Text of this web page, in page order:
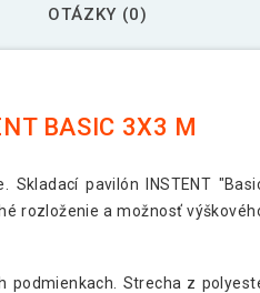
OTÁZKY (0)
BASIC 3X3 M
pavilón INSTENT
rozloženie a možnosť
Strecha z